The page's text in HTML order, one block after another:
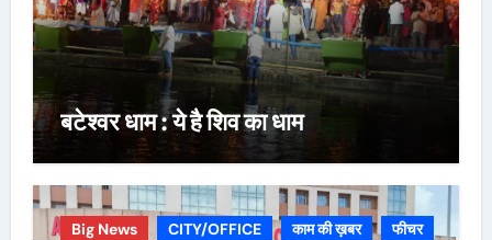
बटेश्वर धाम : ये है शिव का धाम
Big News CITY/OFFICE काम की ख़बर फीचर